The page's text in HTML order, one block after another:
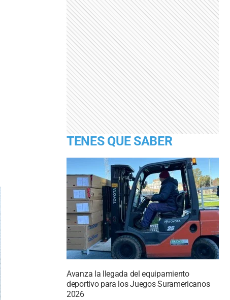
TENES QUE SABER
Avanza la llegada del equipamiento
deportivo para los Juegos Suramericanos
2026